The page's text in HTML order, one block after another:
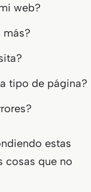
web?
más?
tipo de página?
estas
cosas que no